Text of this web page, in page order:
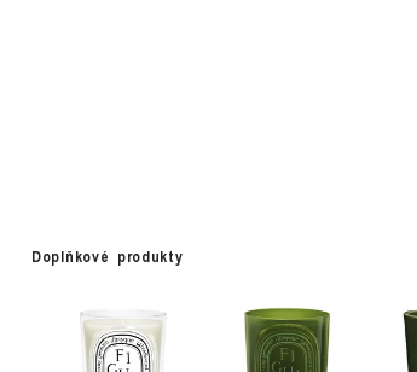
Doplňkové produkty